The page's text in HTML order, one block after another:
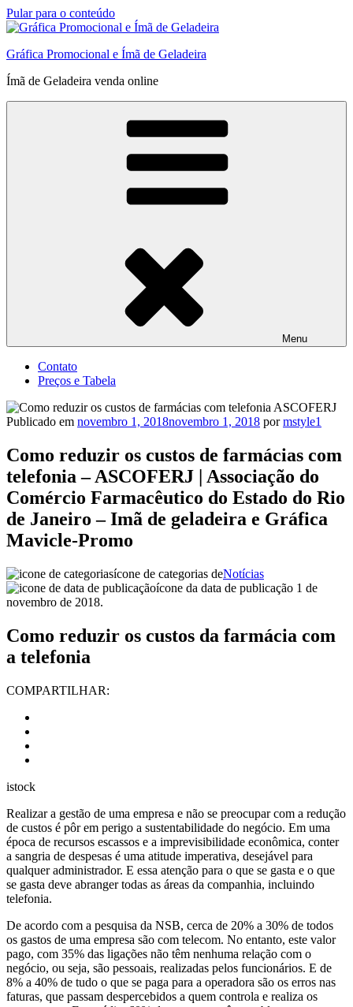
Pular para o conteúdo
Gráfica Promocional e Ímã de Geladeira
Ímã de Geladeira venda online
Menu
Contato
Preços e Tabela
Publicado em novembro 1, 2018novembro 1, 2018 pormstyle1
Como reduzir os custos de farmácias com
telefonia – ASCOFERJ | Associação do
Comércio Farmacêutico do Estado do Rio
de Janeiro – Imã de geladeira e Gráfica
Mavicle-Promo
ícone de categorias deNotícias
ícone da data de publicação 1 de
novembro de 2018.
Como reduzir os custos da farmácia com
a telefonia
COMPARTILHAR:
istock
Realizar a gestão de uma empresa e não se preocupar com a redução
de custos é pôr em perigo a sustentabilidade do negócio. Em uma
época de recursos escassos e a imprevisibilidade econômica, conter
a sangria de despesas é uma atitude imperativa, desejável para
qualquer administrador. E essa atenção para o que se gasta e o que
se gasta deve abranger todas as áreas da companhia, incluindo
telefonia.
De acordo com a pesquisa da NSB, cerca de 20% a 30% de todos
os gastos de uma empresa são com telecom. No entanto, este valor
pago, com 35% das ligações não têm nenhuma relação com o
negócio, ou seja, são pessoais, realizadas pelos funcionários. E de
8% a 40% de tudo o que se paga para a operadora são os erros nas
faturas, que passam despercebidos a quem controla e realiza os